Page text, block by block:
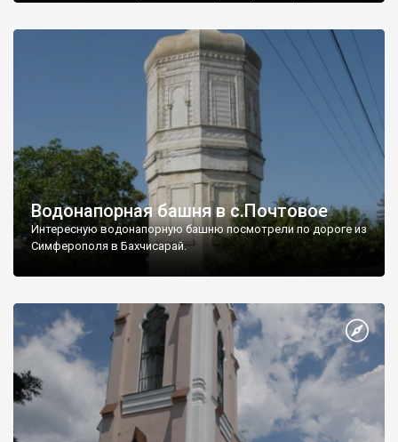
Водонапорная башня в с.Почтовое
Интересную водонапорную башню посмотрели по дороге из
Симферополя в Бахчисарай.